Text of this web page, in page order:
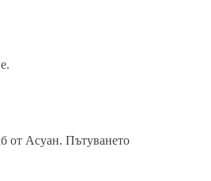
от Асуан. Пътуването